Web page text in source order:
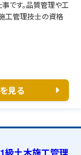
です。品質管理や工
工管理技士の資格
見る